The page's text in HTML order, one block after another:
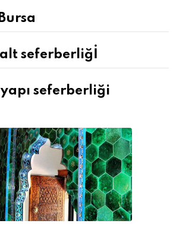
seferberliğİ
seferberliği